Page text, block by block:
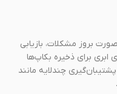
بروز مشکلات، بازیابی
ابری برای ذخیره بکاپ‌ها
چندلایه مانند